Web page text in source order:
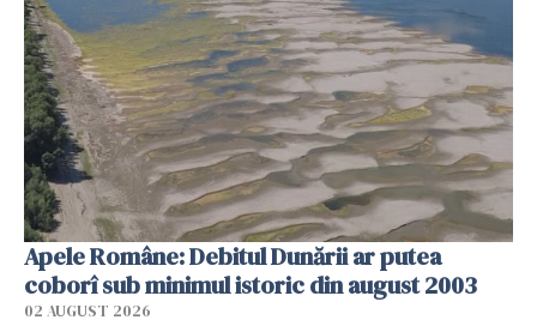
Apele Române: Debitul Dunării ar putea
coborî sub minimul istoric din august 2003
02 AUGUST 2026